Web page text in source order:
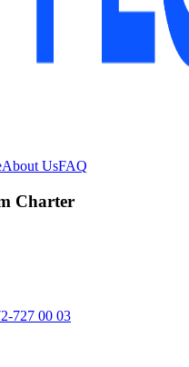
About UsFAQ
Charter
727 00 03